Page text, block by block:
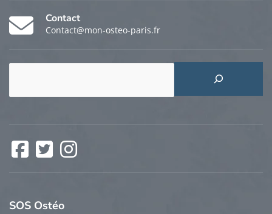
Contact
Contact@mon-osteo-paris.fr
Facebook
SOS Ostéo